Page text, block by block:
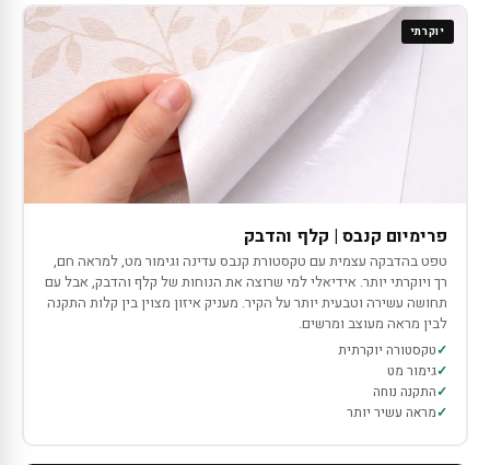
יוקרתי
פרימיום קנבס | קלף והדבק
טפט בהדבקה עצמית עם טקסטורת קנבס עדינה וגימור מט, למראה חם,
רך ויוקרתי יותר. אידיאלי למי שרוצה את הנוחות של קלף והדבק, אבל עם
תחושה עשירה וטבעית יותר על הקיר. מעניק איזון מצוין בין קלות התקנה
לבין מראה מעוצב ומרשים.
טקסטורה יוקרתית
גימור מט
התקנה נוחה
מראה עשיר יותר